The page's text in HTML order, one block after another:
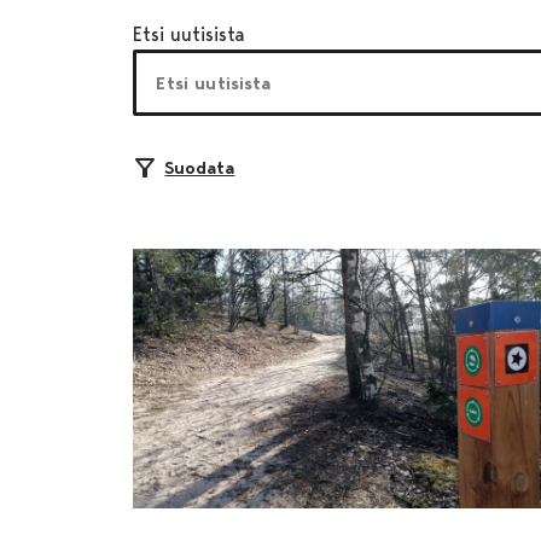
Etsi uutisista
Suodata